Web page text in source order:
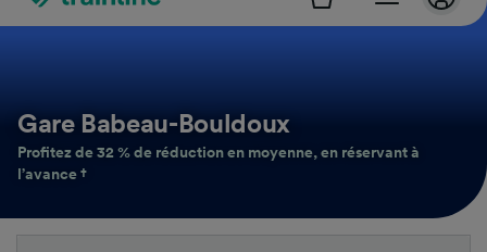
Gare Babeau-Bouldoux
Profitez de 32 % de réduction en moyenne, en réservant à
l’avance †